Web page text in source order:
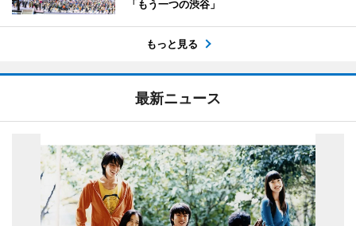
「もう一つの渋谷」
もっと見る
最新ニュース